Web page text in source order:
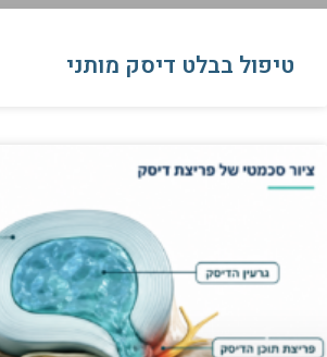
טיפול בבלט דיסק מותני